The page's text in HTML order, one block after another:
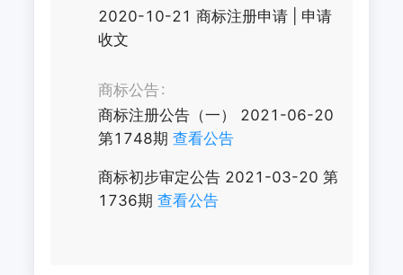
2020-10-21 商标注册申请| 申请
收文
商标公告
商标注册公告（一）
2021-06-20
第1748期 查看公告
商标初步审定公告 2021-03-20 第
1736期 查看公告